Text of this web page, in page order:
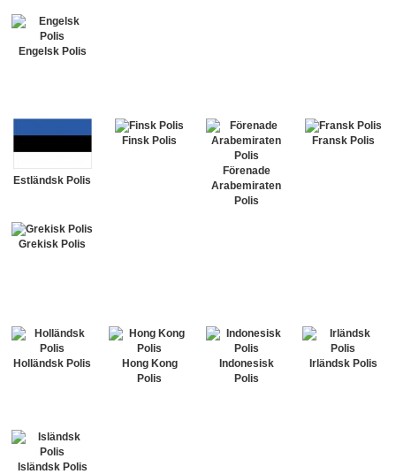
Engelsk Polis
Estländsk Polis
Finsk Polis
Förenade
Arabemiraten
Polis
Fransk Polis
Grekisk Polis
Holländsk Polis
Hong Kong
Polis
Indonesisk
Polis
Irländsk Polis
Isländsk Polis